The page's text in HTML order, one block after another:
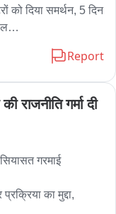
को दिया समर्थन, 5 दिन
ठेला संचालकों को हटाने
बस स्टैंड पर
दूसरी ओर हाथ ठेला
दिया है। जिसके चलते
के यात्री पूरी तरह से
विद्यार्थियों को भी
चुनौती बढ़ गई है।
Report
राजनीति गर्मा दी
गरमाई
का मुद्दा,